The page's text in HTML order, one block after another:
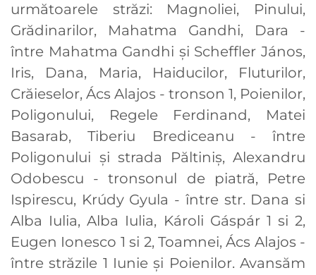
următoarele străzi: Magnoliei, Pinului,
Grădinarilor, Mahatma Gandhi, Dara -
între Mahatma Gandhi și Scheffler János,
Iris, Dana, Maria, Haiducilor, Fluturilor,
Crăieselor, Ács Alajos - tronson 1, Poienilor,
Poligonului, Regele Ferdinand, Matei
Basarab, Tiberiu Brediceanu - între
Poligonului și strada Păltiniș, Alexandru
Odobescu - tronsonul de piatră, Petre
Ispirescu, Krúdy Gyula - între str. Dana si
Alba Iulia, Alba Iulia, Károli Gáspár 1 si 2,
Eugen Ionesco 1 si 2, Toamnei, Ács Alajos -
între străzile 1 Iunie și Poienilor. Avansăm